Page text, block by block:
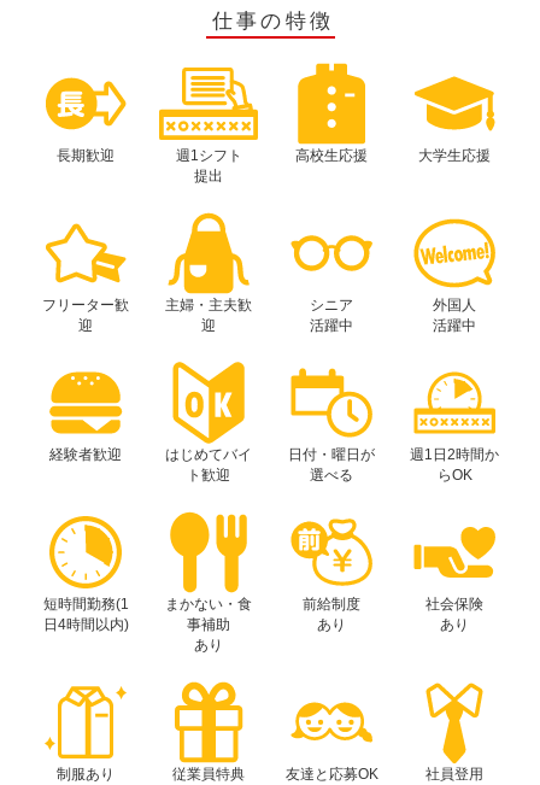
仕事の特徴
長期歓迎
週1シフト
提出
高校生応援 大学生応援
フリーター歓
迎
主婦・主夫歓
迎
シニア
活躍中
外国人
活躍中
経験者歓迎
はじめてバイ
ト歓迎
日付・曜日が
選べる
週1日2時間か
らOK
短時間勤務(1
日4時間以内)
まかない・食
事補助
あり
前給制度
あり
社会保険
あり
制服あり
従業員特典
友達と応募OK 社員登用